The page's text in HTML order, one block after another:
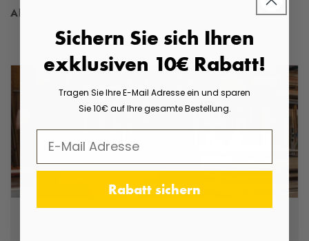
Alles aus einer Hand.
Sichern Sie sich Ihren
exklusiven 10€ Rabatt!
Tragen Sie Ihre E-Mail Adresse ein und sparen
Sie 10€ auf Ihre gesamte Bestellung.
Rabatt sichern